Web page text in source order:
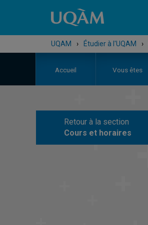
UQAM › Étudier à l'UQAM ›
Accueil Vous êtes
Retour à la section
Cours et horaires